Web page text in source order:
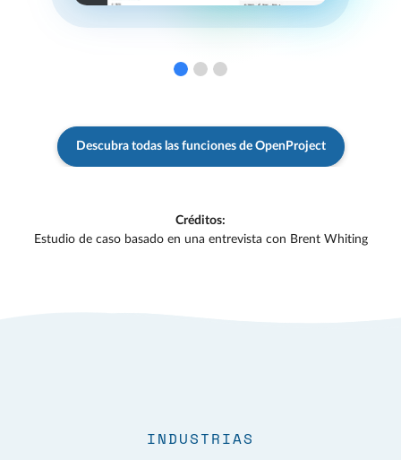
Descubra todas las funciones de OpenProject
Créditos:
Estudio de caso basado en una entrevista con Brent Whiting
INDUSTRIAS